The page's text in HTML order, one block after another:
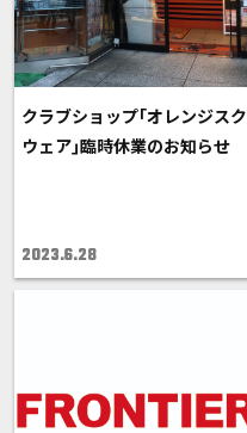
クラブショップ｢オレンジスク
ウェア｣臨時休業のお知らせ
2023.6.28